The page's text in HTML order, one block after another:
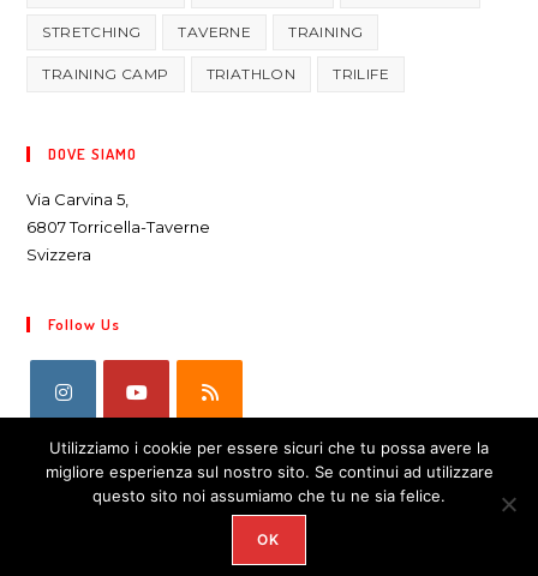
STRETCHING TAVERNE TRAINING
TRAINING CAMP TRIATHLON TRILIFE
DOVE SIAMO
Via Carvina 5,
6807 Torricella-Taverne
Svizzera
Follow Us
COPYRIGHT 2026 - ENDORFINA
Utilizziamo i cookie per essere sicuri che tu possa avere la
migliore esperienza sul nostro sito. Se continui ad utilizzare
questo sito noi assumiamo che tu ne sia felice.
OK